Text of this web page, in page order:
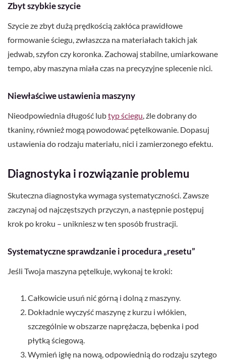
Zbyt szybkie szycie
Szycie ze zbyt dużą prędkością zakłóca prawidłowe
formowanie ściegu, zwłaszcza na materiałach takich jak
jedwab, szyfon czy koronka. Zachowaj stabilne, umiarkowane
tempo, aby maszyna miała czas na precyzyjne splecenie nici.
Niewłaściwe ustawienia maszyny
Nieodpowiednia długość lubtyp ściegu, źle dobrany do
tkaniny, również mogą powodować pętelkowanie. Dopasuj
ustawienia do rodzaju materiału, nici i zamierzonego efektu.
Diagnostyka i rozwiązanie problemu
Skuteczna diagnostyka wymaga systematyczności. Zawsze
zaczynaj od najczęstszych przyczyn, a następnie postępuj
krok po kroku – unikniesz w ten sposób frustracji.
Systematyczne sprawdzanie i procedura „resetu”
Jeśli Twoja maszyna pętelkuje, wykonaj te kroki:
Całkowicie usuń nić górną i dolną z maszyny.
Dokładnie wyczyść maszynę z kurzu i włókien,
szczególnie w obszarze naprężacza, bębenka i pod
płytką ściegową.
Wymień igłę na nową, odpowiednią do rodzaju szytego